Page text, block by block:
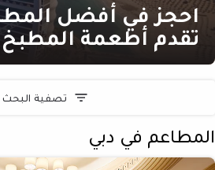
احجز في أفضل
تقدم أطعمة المطبخ
تصفية البحث
المطاعم في دبي